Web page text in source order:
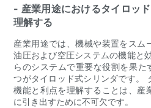
- 産業用途におけるタイロッ
理解する
産業用途では、機械や装置をスム
油圧および空圧システムの機能と
らのシステムで重要な役割を果た
つがタイロッド式シリンダです。
機能と利点を理解することは、産
に引き出すために不可欠です。